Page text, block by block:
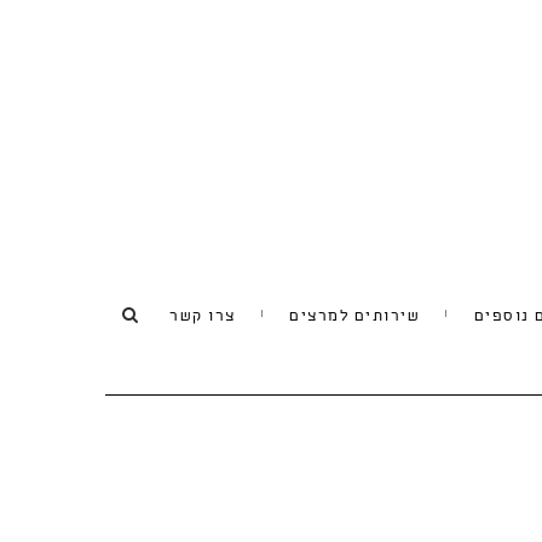
נוספים שירותים למרצים צרו קשר